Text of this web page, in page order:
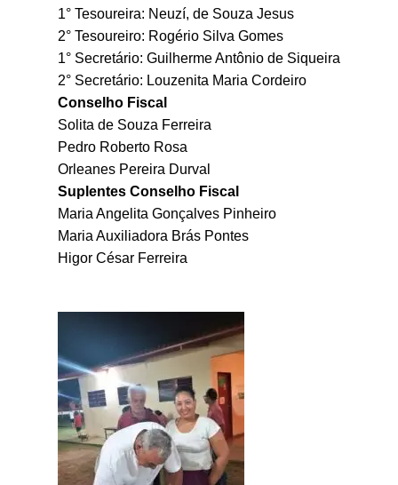
1° Tesoureira: Neuzí, de Souza Jesus
2° Tesoureiro: Rogério Silva Gomes
1° Secretário: Guilherme Antônio de Siqueira
2° Secretário: Louzenita Maria Cordeiro
Conselho Fiscal
Solita de Souza Ferreira
Pedro Roberto Rosa
Orleanes Pereira Durval
Suplentes Conselho Fiscal
Maria Angelita Gonçalves Pinheiro
Maria Auxiliadora Brás Pontes
Higor César Ferreira